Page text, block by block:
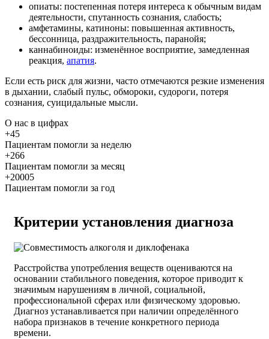
опиаты: постепенная потеря интереса к обычным видам
деятельности, спутанность сознания, слабость;
амфетамины, катиноны: повышенная активность,
бессонница, раздражительность, паранойя;
каннабиноиды: изменённое восприятие, замедленная
реакция, апатия.
Если есть риск для жизни, часто отмечаются резкие изменения
в дыхании, слабый пульс, обмороки, судороги, потеря
сознания, суицидальные мысли.
О нас в цифрах
+45
Пациентам помогли за неделю
+266
Пациентам помогли за месяц
+20005
Пациентам помогли за год
Критерии установления диагноза
Расстройства употребления веществ оцениваются на
основании стабильного поведения, которое приводит к
значимым нарушениям в личной, социальной,
профессиональной сферах или физическому здоровью.
Диагноз устанавливается при наличии определённого
набора признаков в течение конкретного периода
времени.